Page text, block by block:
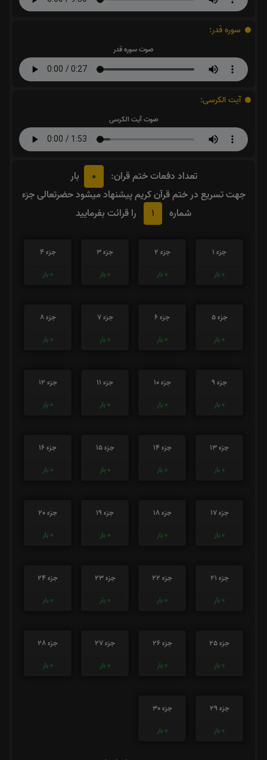
سوره قدر:
صوت سوره قدر
آیت الکرسی:
صوت آیت الکرسی
تعداد دفعات ختم قران: 0
بار
جهت تسریع در ختم قرآن کریم پیشنهاد میشود حضرتعالی جزء
شماره
1 را قرائت بفرمایید
جزء 1
0 بار
جزء 2
0 بار
جزء 3
0 بار
جزء 4
0 بار
جزء 5
0 بار
جزء 6
0 بار
جزء 7
0 بار
جزء 8
0 بار
جزء 9
0 بار
جزء 10
0 بار
جزء 11
0 بار
جزء 12
0 بار
جزء 13
0 بار
جزء 14
0 بار
جزء 15
0 بار
جزء 16
0 بار
جزء 17
0 بار
جزء 18
0 بار
جزء 19
0 بار
جزء 20
0 بار
جزء 21
0 بار
جزء 22
0 بار
جزء 23
0 بار
جزء 24
0 بار
جزء 25
0 بار
جزء 26
0 بار
جزء 27
0 بار
جزء 28
0 بار
جزء 29
0 بار
جزء 30
0 بار